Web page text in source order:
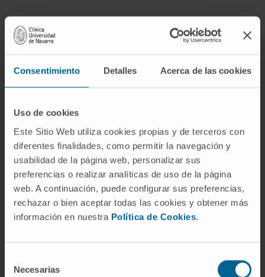
Consentimiento Detalles Acerca de las cookies
Uso de cookies
Este Sitio Web utiliza cookies propias y de terceros con
diferentes finalidades, como permitir la navegación y
usabilidad de la página web, personalizar sus
preferencias o realizar analíticas de uso de la página
web. A continuación, puede configurar sus preferencias,
rechazar o bien aceptar todas las cookies y obtener más
información en nuestra Política de Cookies.
Necesarias
Se deben hacer
examenes periódicos
40-50 años, especialmente, en aquellas
personas con antecedentes familiares de
enfermedades causadas por aterosclerosis.
En esos chequeos se presta una importancia
especial al estudio de los factores de riesgo
cardiovascular. Además, a través de los
análisis, también se evalúan determinados